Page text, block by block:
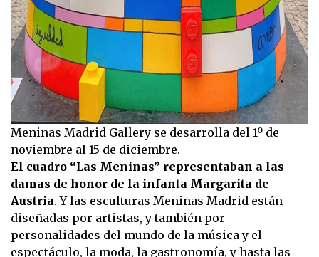
Meninas Madrid Gallery se desarrolla del 1º de
noviembre al 15 de diciembre.
El cuadro “Las Meninas” representaban a las
damas de honor de la infanta Margarita de
Austria. Y las esculturas Meninas Madrid están
diseñadas por artistas, y también por
personalidades del mundo de la música y el
espectáculo, la moda, la gastronomía, y hasta las